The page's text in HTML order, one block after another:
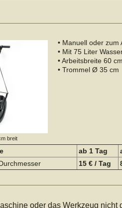
breit
• Manuell oder zum
• Mit 75 Liter
• Arbeitsbreite 60 cm
• Trommel Ø 35 cm
ab 1 Tag
15 € / Tag
oder das Werkzeug nicht